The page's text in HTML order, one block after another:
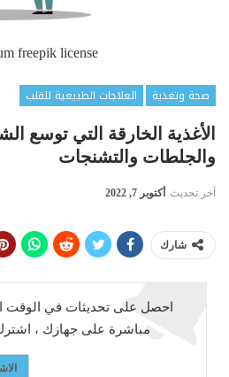
freepik license
صحة وتغذية
العلاجات الطبيعية للقلب
الأغذية الخارقة التي توسع
والجلطات والتشنجات
آخر تحديث أكتوبر 7, 2022
شارك
احصل على تحديثات في الوقت
مباشرة على جهازك ،